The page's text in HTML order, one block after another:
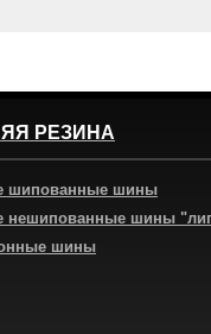
РЕЗИНА
шипованные шины
нешипованные шины
шины